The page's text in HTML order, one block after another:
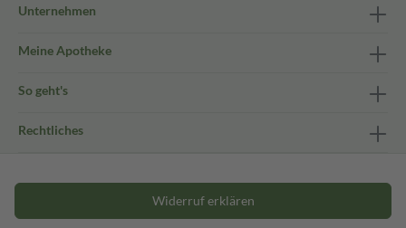
Unternehmen
Meine Apotheke
So geht's
Rechtliches
Widerruf erklären